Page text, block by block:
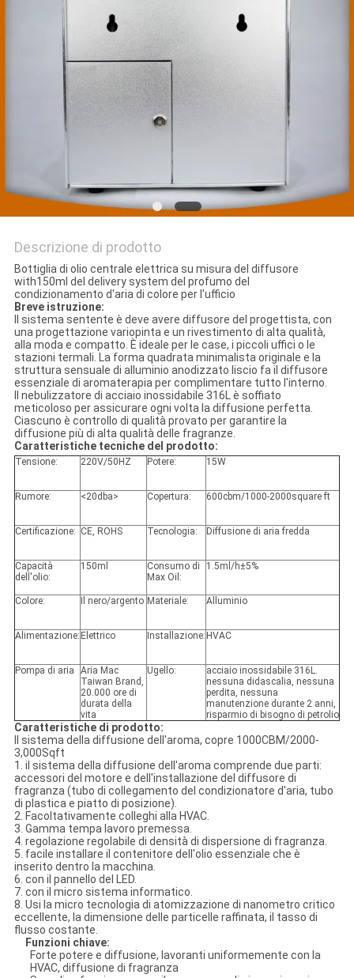
PRIVACY
POLICY
Descrizione di prodotto
Bottiglia di olio centrale elettrica su misura del diffusore
with150ml del delivery system del profumo del
condizionamento d'aria di colore per l'ufficio
Breve istruzione:
Il sistema sentente è deve avere diffusore del progettista, con
una progettazione variopinta e un rivestimento di alta qualità,
alla moda e compatto. È ideale per le case, i piccoli uffici o le
stazioni termali. La forma quadrata minimalista originale e la
struttura sensuale di alluminio anodizzato liscio fa il diffusore
essenziale di aromaterapia per complimentare tutto l'interno.
Il nebulizzatore di acciaio inossidabile 316L è soffiato
meticoloso per assicurare ogni volta la diffusione perfetta.
Ciascuno è controllo di qualità provato per garantire la
diffusione più di alta qualità delle fragranze.
Caratteristiche tecniche del prodotto:
Tensione: 220V/50HZ Potere: 15W
Rumore: <20dba> Copertura: 600cbm/1000-2000square ft
Certificazione: CE, ROHS Tecnologia: Diffusione di aria fredda
Capacità
dell'olio:
150ml
Consumo di
Max Oil:
1.5ml/h±5%
Colore: Il nero/argento Materiale: Alluminio
Alimentazione: Elettrico Installazione: HVAC
Pompa di aria
Aria Mac
Taiwan Brand,
20.000 ore di
durata della
vita
Ugello:
acciaio inossidabile 316L.
nessuna didascalia, nessuna
perdita, nessuna
manutenzione durante 2 anni,
risparmio di bisogno di petrolio
Caratteristiche di prodotto:
Il sistema della diffusione dell'aroma, copre 1000CBM/2000-
3,000Sqft
1. il sistema della diffusione dell'aroma comprende due parti:
accessori del motore e dell'installazione del diffusore di
fragranza (tubo di collegamento del condizionatore d'aria, tubo
di plastica e piatto di posizione).
2. Facoltativamente colleghi alla HVAC.
3. Gamma tempa lavoro premessa.
4. regolazione regolabile di densità di dispersione di fragranza.
5. facile installare il contenitore dell'olio essenziale che è
inserito dentro la macchina.
6. con il pannello del LED.
7. con il micro sistema informatico.
8. Usi la micro tecnologia di atomizzazione di nanometro critico
eccellente, la dimensione delle particelle raffinata, il tasso di
flusso costante.
Funzioni chiave:
Forte potere e diffusione, lavoranti uniformemente con la
HVAC, diffusione di fragranza